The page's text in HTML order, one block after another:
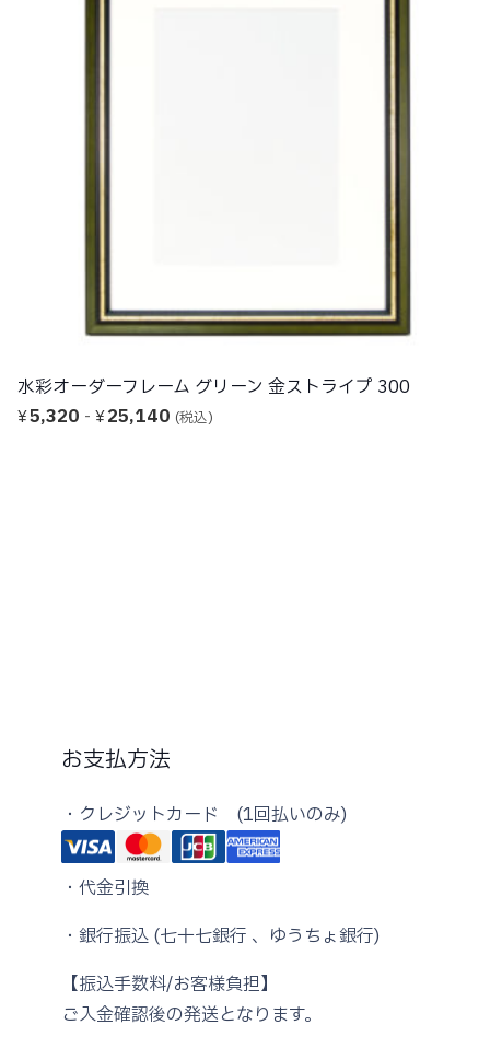
水彩オーダーフレーム 金箔仕上げ ゴールド 118
¥6,070 -¥25,430 (税込)
お支払方法
・クレジットカード (1回払いのみ)
・代金引換
・銀行振込 (七十七銀行 、ゆうちょ銀行)
【振込手数料/お客様負担】
ご入金確認後の発送となります。